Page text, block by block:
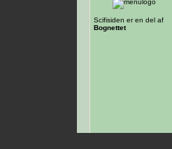
Scifisiden er en del af
Bognettet